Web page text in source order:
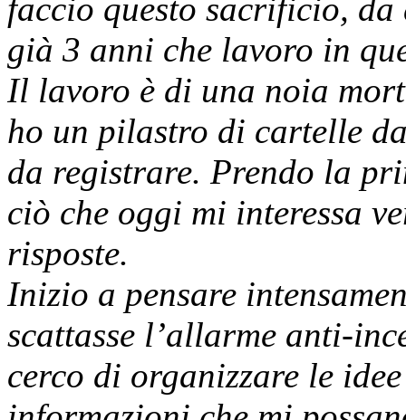
faccio questo sacrificio,
già 3 anni che lavoro in
Il lavoro è di una noia
ho un pilastro di cartelle
da registrare. Prendo la
ciò che oggi mi interessa
risposte.
Inizio a pensare
scattasse l’allarme anti-
cerco di organizzare le